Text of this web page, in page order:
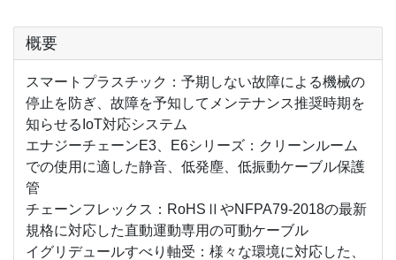
概要
スマートプラスチック：予期しない故障による機械の
停止を防ぎ、故障を予知してメンテナンス推奨時期を
知らせるIoT対応システム
エナジーチェーンE3、E6シリーズ：クリーンルーム
での使用に適した静音、低発塵、低振動ケーブル保護
管
チェーンフレックス：RoHSⅡやNFPA79-2018の最新
規格に対応した直動運動専用の可動ケーブル
イグリデュールすべり軸受：様々な環境に対応した、